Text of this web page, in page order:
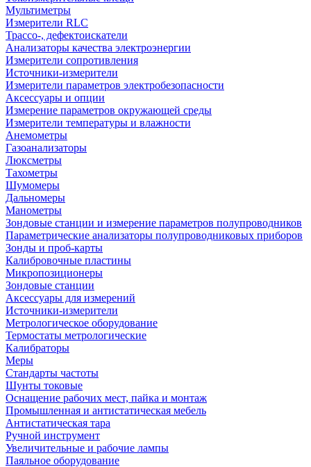
Мультиметры
Измерители RLC
Трассо-, дефектоискатели
Анализаторы качества электроэнергии
Измерители сопротивления
Источники-измерители
Измерители параметров электробезопасности
Аксессуары и опции
Измерение параметров окружающей среды
Измерители температуры и влажности
Анемометры
Газоанализаторы
Люксметры
Тахометры
Шумомеры
Дальномеры
Манометры
Зондовые станции и измерение параметров полупроводников
Параметрические анализаторы полупроводниковых приборов
Зонды и проб-карты
Калибровочные пластины
Микропозиционеры
Зондовые станции
Аксессуары для измерений
Источники-измерители
Метрологическое оборудование
Термостаты метрологические
Калибраторы
Меры
Стандарты частоты
Шунты токовые
Оснащение рабочих мест, пайка и монтаж
Промышленная и антистатическая мебель
Антистатическая тара
Ручной инструмент
Увеличительные и рабочие лампы
Паяльное оборудование